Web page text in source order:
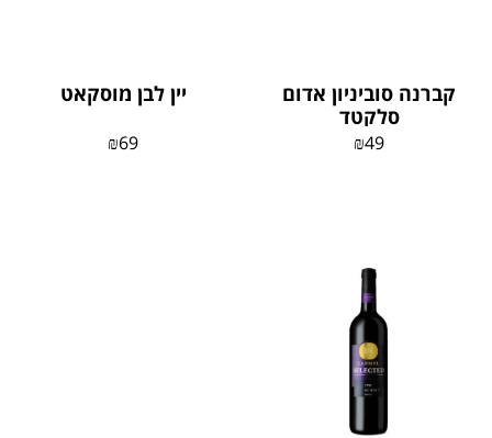
קברנה סוביניון אדום
סלקטד
₪49
יין לבן מוסקאט
₪69